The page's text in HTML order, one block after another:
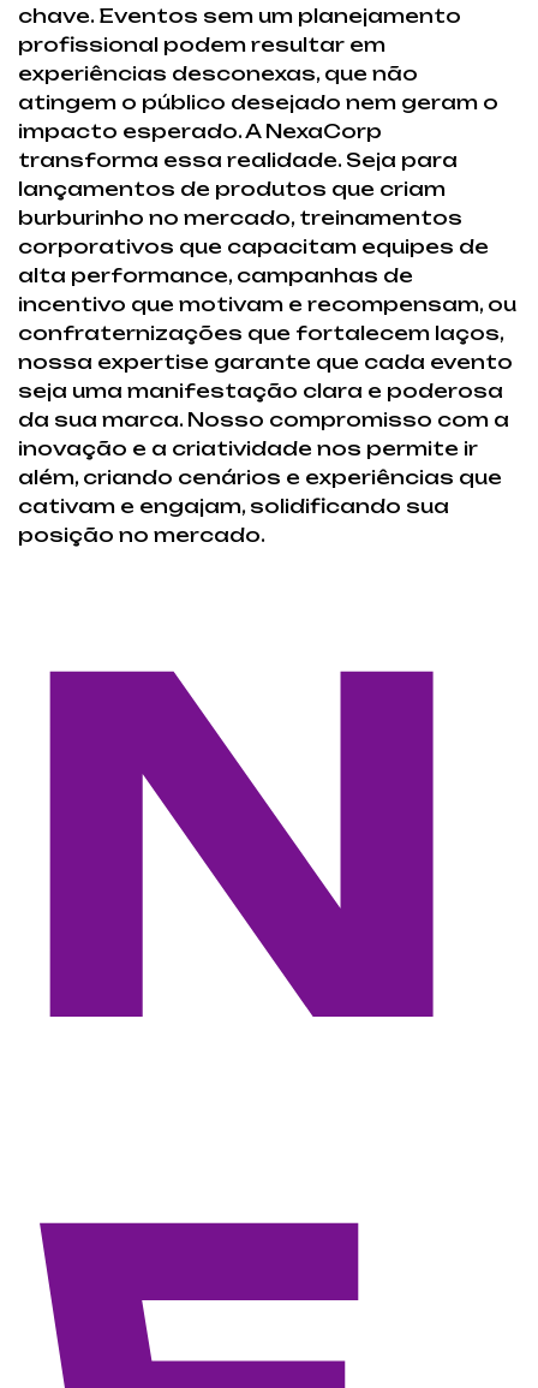
chave. Eventos sem um planejamento
profissional podem resultar em
experiências desconexas, que não
atingem o público desejado nem geram o
impacto esperado. A NexaCorp
transforma essa realidade. Seja para
lançamentos de produtos que criam
burburinho no mercado, treinamentos
corporativos que capacitam equipes de
alta performance, campanhas de
incentivo que motivam e recompensam, ou
confraternizações que fortalecem laços,
nossa expertise garante que cada evento
seja uma manifestação clara e poderosa
da sua marca. Nosso compromisso com a
inovação e a criatividade nos permite ir
além, criando cenários e experiências que
cativam e engajam, solidificando sua
posição no mercado.
N